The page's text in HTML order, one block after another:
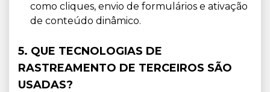
como cliques, envio de formulários e ativação
de conteúdo dinâmico.
5. QUE TECNOLOGIAS DE
RASTREAMENTO DE TERCEIROS SÃO
USADAS?